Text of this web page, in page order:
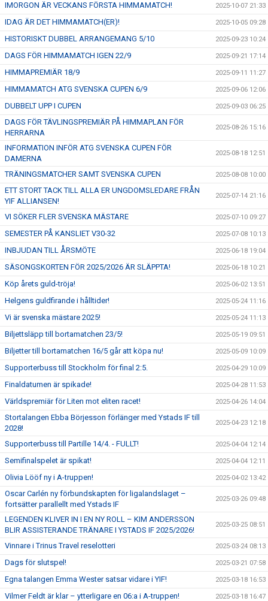
IMORGON ÄR VECKANS FÖRSTA HIMMAMATCH! 2025-10-07 21:33
IDAG ÄR DET HIMMAMATCH(ER)! 2025-10-05 09:28
HISTORISKT DUBBEL ARRANGEMANG 5/10 2025-09-23 10:24
DAGS FÖR HIMMAMATCH IGEN 22/9 2025-09-21 17:14
HIMMAPREMIÄR 18/9 2025-09-11 11:27
HIMMAMATCH ATG SVENSKA CUPEN 6/9 2025-09-06 12:06
DUBBELT UPP I CUPEN 2025-09-03 06:25
DAGS FÖR TÄVLINGSPREMIÄR PÅ HIMMAPLAN FÖR
HERRARNA
2025-08-26 15:16
INFORMATION INFÖR ATG SVENSKA CUPEN FÖR
DAMERNA
2025-08-18 12:51
TRÄNINGSMATCHER SAMT SVENSKA CUPEN 2025-08-08 10:00
ETT STORT TACK TILL ALLA ER UNGDOMSLEDARE FRÅN
YIF ALLIANSEN!
2025-07-14 21:16
VI SÖKER FLER SVENSKA MÄSTARE 2025-07-10 09:27
SEMESTER PÅ KANSLIET V30-32 2025-07-08 10:13
INBJUDAN TILL ÅRSMÖTE 2025-06-18 19:04
SÄSONGSKORTEN FÖR 2025/2026 ÄR SLÄPPTA! 2025-06-18 10:21
Köp årets guld-tröja! 2025-06-02 13:51
Helgens guldfirande i hålltider! 2025-05-24 11:16
Vi är svenska mästare 2025! 2025-05-24 11:13
Biljettsläpp till bortamatchen 23/5! 2025-05-19 09:51
Biljetter till bortamatchen 16/5 går att köpa nu! 2025-05-09 10:09
Supporterbuss till Stockholm för final 2:5. 2025-04-29 10:09
Finaldatumen är spikade! 2025-04-28 11:53
Världspremiär för Liten mot eliten racet! 2025-04-26 14:04
Stortalangen Ebba Börjesson förlänger med Ystads IF till
2028!
2025-04-23 12:18
Supporterbuss till Partille 14/4. - FULLT! 2025-04-04 12:14
Semifinalspelet är spikat! 2025-04-04 12:11
Olivia Lööf ny i A-truppen! 2025-04-02 13:42
Oscar Carlén ny förbundskapten för ligalandslaget –
fortsätter parallellt med Ystads IF
2025-03-26 09:48
LEGENDEN KLIVER IN I EN NY ROLL – KIM ANDERSSON
BLIR ASSISTERANDE TRÄNARE I YSTADS IF 2025/2026!
2025-03-25 08:51
Vinnare i Trinus Travel reselotteri 2025-03-24 08:13
Dags för slutspel! 2025-03-21 07:58
Egna talangen Emma Wester satsar vidare i YIF! 2025-03-18 16:53
Vilmer Feldt är klar – ytterligare en 06:a i A-truppen! 2025-03-18 16:47